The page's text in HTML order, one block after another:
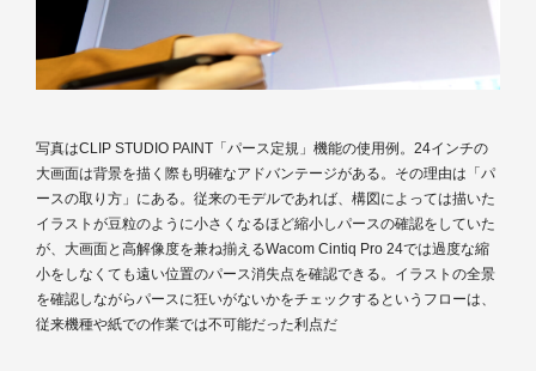
写真はCLIP STUDIO PAINT「パース定規」機能の使用例。24インチの
大画面は背景を描く際も明確なアドバンテージがある。その理由は「パ
ースの取り方」にある。従来のモデルであれば、構図によっては描いた
イラストが豆粒のように小さくなるほど縮小しパースの確認をしていた
が、大画面と高解像度を兼ね揃えるWacom Cintiq Pro 24では過度な縮
小をしなくても遠い位置のパース消失点を確認できる。イラストの全景
を確認しながらパースに狂いがないかをチェックするというフローは、
従来機種や紙での作業では不可能だった利点だ